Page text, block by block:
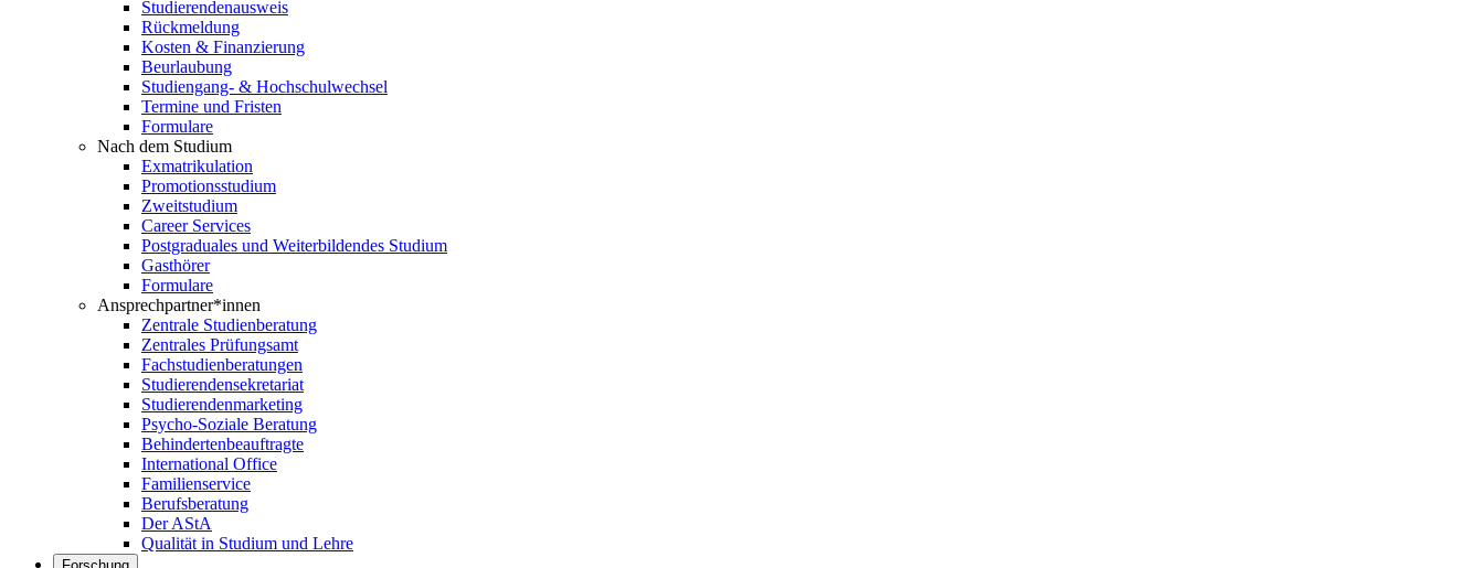
Studierendenausweis
Rückmeldung
Kosten & Finanzierung
Beurlaubung
Studiengang- & Hochschulwechsel
Termine und Fristen
Formulare
Nach dem Studium
Exmatrikulation
Promotionsstudium
Zweitstudium
Career Services
Postgraduales und Weiterbildendes Studium
Gasthörer
Formulare
Ansprechpartner*innen
Zentrale Studienberatung
Zentrales Prüfungsamt
Fachstudienberatungen
Studierendensekretariat
Studierendenmarketing
Psycho-Soziale Beratung
Behindertenbeauftragte
International Office
Familienservice
Berufsberatung
Der AStA
Qualität in Studium und Lehre